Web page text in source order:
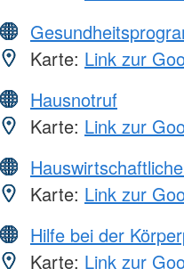
Karte: Link zur
Hausnotruf
Karte: Link zur
Karte: Link zur
Hilfe bei der
Karte: Link zur